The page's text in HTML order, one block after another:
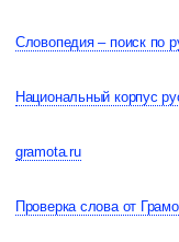
Словопедия – поиск по
Национальный корпус
gramota.ru
Проверка слова от